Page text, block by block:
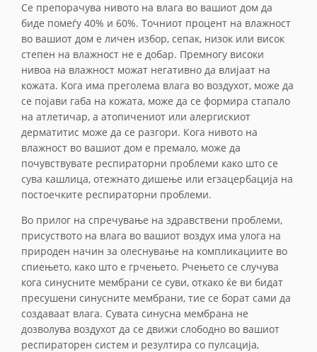
Се препорачува нивото на влага во вашиот дом да
биде помеѓу 40% и 60%. Точниот процент на влажност
во вашиот дом е личен избор, сепак, низок или висок
степен на влажност не е добар. Премногу високи
нивоа на влажност можат негативно да влијаат на
кожата. Кога има преголема влага во воздухот, може да
се појави габа на кожата, може да се формира стапало
на атлетичар, а атопичениот или алергискиот
дерматитис може да се разгори. Кога нивото на
влажност во вашиот дом е премало, може да
почувствувате респираторни проблеми како што се
сува кашлица, отежнато дишење или егзацербација на
постоечките респираторни проблеми.
Во прилог на спречување на здравствени проблеми,
присуството на влага во вашиот воздух има улога на
природен начин за олеснување на компликациите во
спиењето, како што е грчењето. Рчењето се случува
кога синусните мембрани се суви, откако ќе ви бидат
пресушени синусните мембрани, тие се борат сами да
создаваат влага. Сувата синусна мембрана не
дозволува воздухот да се движи слободно во вашиот
респираторен систем и резултира со пулсација,